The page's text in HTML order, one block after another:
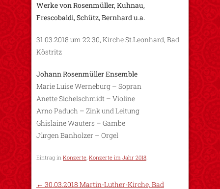
Werke von Rosenmüller, Kuhnau,
Frescobaldi, Schütz, Bernhard u.a.
31.03.2018 um 22:30, Kirche St.Leonhard, Bad
Köstritz
Johann Rosenmüller Ensemble
Marie Luise Werneburg – Sopran
Anette Sichelschmidt – Violine
Arno Paduch – Zink und Leitung
Ghislaine Wauters – Gambe
Jürgen Banholzer – Orgel
Eintrag in Konzerte, Konzerte im Jahr 2018.
← 30.03.2018 Martin-Luther-Kirche, Bad